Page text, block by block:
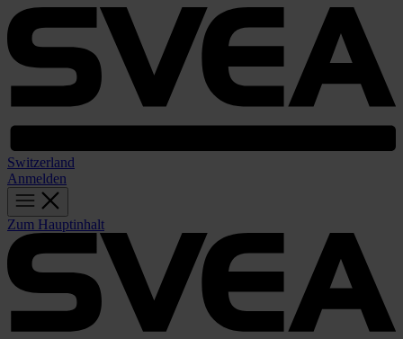
Switzerland
Anmelden
Zum Hauptinhalt